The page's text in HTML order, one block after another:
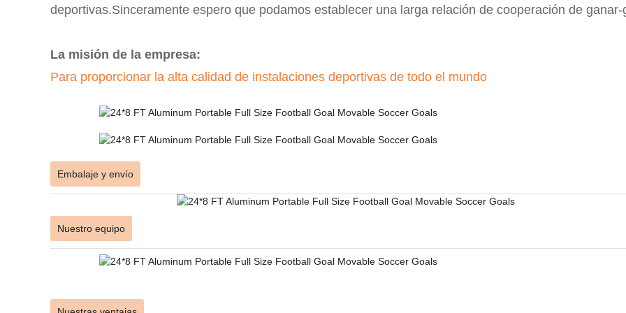
deportivas.Sinceramente espero que podamos establecer una larga relación de cooperación de ganar-
La misión de la empresa:
Para proporcionar la alta calidad de instalaciones deportivas de todo el mundo
Embalaje y envío
Nuestro equipo